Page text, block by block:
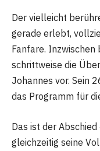
Der vielleicht
gerade erlebt,
Fanfare.
schrittweise die
Johannes vor. Sein
das Programm für
Das ist der
gleichzeitig seine